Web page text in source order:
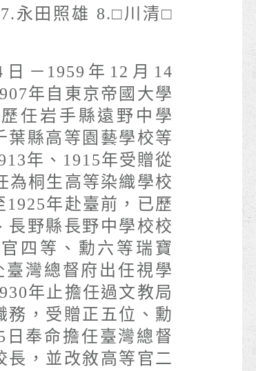
永田照雄 8.□川清□
－1959年12月14
年自東京帝國大學
任岩手縣遠野中學
葉縣高等園藝學校等
年、1915年受贈從
為桐生高等染織學校
年赴臺前，已歷
長野縣長野中學校校
四等、勳六等瑞寶
灣總督府出任視學
年止擔任過文教局
務，受贈正五位、勳
日奉命擔任臺灣總督
長，並改敘高等官二